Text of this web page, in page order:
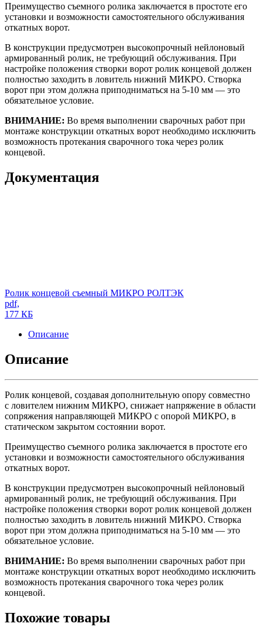
Преимущество съемного ролика заключается в простоте его
установки и возможности самостоятельного обслуживания
откатных ворот.
В конструкции предусмотрен высокопрочный нейлоновый
армированный ролик, не требующий обслуживания. При
настройке положения створки ворот ролик концевой должен
полностью заходить в ловитель нижний МИКРО. Створка
ворот при этом должна приподниматься на 5-10 мм — это
обязательное условие.
ВНИМАНИЕ: Во время выполнении сварочных работ при
монтаже конструкции откатных ворот необходимо исключить
возможность протекания сварочного тока через ролик
концевой.
Документация
Ролик концевой съемный МИКРО РОЛТЭК
pdf,
177 КБ
Описание
Описание
Ролик концевой, создавая дополнительную опору совместно
с ловителем нижним МИКРО, снижает напряжение в области
сопряжения направляющей МИКРО с опорой МИКРО, в
статическом закрытом состоянии ворот.
Преимущество съемного ролика заключается в простоте его
установки и возможности самостоятельного обслуживания
откатных ворот.
В конструкции предусмотрен высокопрочный нейлоновый
армированный ролик, не требующий обслуживания. При
настройке положения створки ворот ролик концевой должен
полностью заходить в ловитель нижний МИКРО. Створка
ворот при этом должна приподниматься на 5-10 мм — это
обязательное условие.
ВНИМАНИЕ: Во время выполнении сварочных работ при
монтаже конструкции откатных ворот необходимо исключить
возможность протекания сварочного тока через ролик
концевой.
Похожие товары